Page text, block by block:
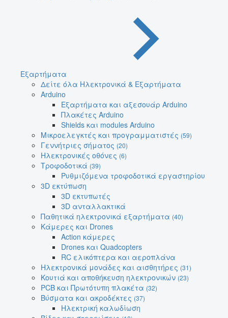
Εξαρτήματα
Δείτε όλα Ηλεκτρονικά & Εξαρτήματα
Arduino
Εξαρτήματα και αξεσουάρ Arduino
Πλακέτες Arduino
Shields και modules Arduino
Μικροελεγκτές και προγραμματιστές (59)
Γεννήτριες σήματος (20)
Ηλεκτρονικές οθόνες (6)
Τροφοδοτικά (39)
Ρυθμιζόμενα τροφοδοτικά εργαστηρίου
3D εκτύπωση
3D εκτυπωτές
3D ανταλλακτικά
Παθητικά ηλεκτρονικά εξαρτήματα (40)
Κάμερες και Drones
Action κάμερες
Drones και Quadcopters
RC ελικόπτερα και αεροπλάνα
Ηλεκτρονικά μονάδες και αισθητήρες (31)
Κουτιά και αποθήκευση ηλεκτρονικών (23)
PCB και Πρωτότυπη πλακέτα (32)
Βύσματα και ακροδέκτες (37)
Ηλεκτρική καλωδίωση